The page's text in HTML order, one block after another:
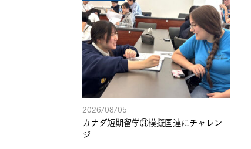
2026/08/05
カナダ短期留学③模擬国連にチャレン
ジ